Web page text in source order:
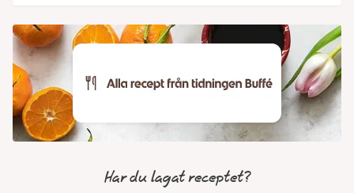
Har du lagat receptet?